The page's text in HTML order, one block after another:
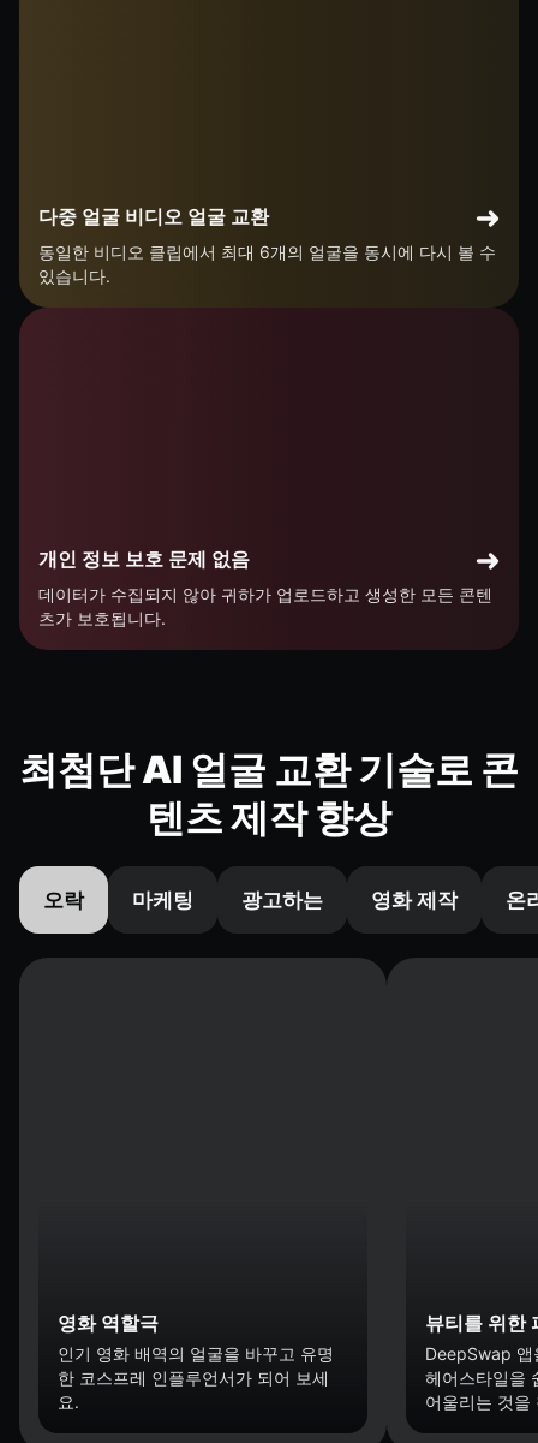
다중 얼굴 비디오 얼굴 교환
동일한 비디오 클립에서 최대 6개의 얼굴을 동시에 다시 볼 수
있습니다.
개인 정보 보호 문제 없음
데이터가 수집되지 않아 귀하가 업로드하고 생성한 모든 콘텐
츠가 보호됩니다.
최첨단 AI 얼굴 교환 기술로 콘
텐츠 제작 향상
오락 마케팅 광고하는 영화 제작 온
영화 역할극
인기 영화 배역의 얼굴을 바꾸고 유명
한 코스프레 인플루언서가 되어 보세
요.
뷰티를 위한
DeepSwap 앱
헤어스타일을
어울리는 것을